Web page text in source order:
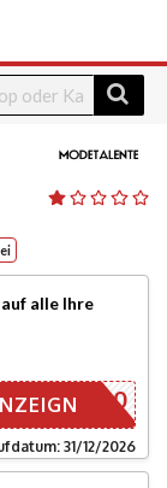
alle Ihre
ES20
31/12/2026